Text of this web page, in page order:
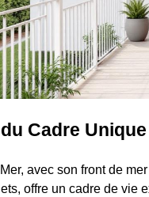
Cadre
avec son front de
offre un cadre de vie